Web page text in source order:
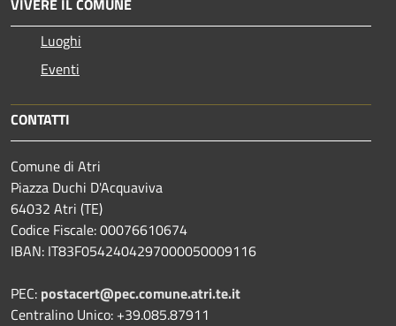
VIVERE IL COMUNE
Luoghi
Eventi
CONTATTI
Comune di Atri
Piazza Duchi D'Acquaviva
64032 Atri (TE)
Codice Fiscale: 00076610674
IBAN: IT83F0542404297000050009116
PEC: postacert@pec.comune.atri.te.it
Centralino Unico: +39.085.87911